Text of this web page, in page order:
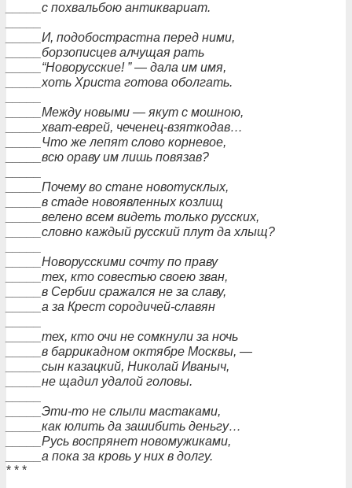
_____с похвальбою антиквариат.
_____И, подобострастна перед ними,
_____борзописцев алчущая рать
_____“Новорусские! ” — дала им имя,
_____хоть Христа готова оболгать.
_____Между новыми — якут с мошною,
_____хват-еврей, чеченец-взяткодав…
_____Что же лепят слово корневое,
_____всю ораву им лишь повязав?
_____Почему во стане новотусклых,
_____в стаде новоявленных козлищ
_____велено всем видеть только русских,
_____словно каждый русский плут да хлыщ?
_____Новорусскими сочту по праву
_____тех, кто совестью своею зван,
_____в Сербии сражался не за славу,
_____а за Крест сородичей-славян
_____тех, кто очи не сомкнули за ночь
_____в баррикадном октябре Москвы, —
_____сын казацкий, Николай Иваныч,
_____не щадил удалой головы.
_____Эти-то не слыли мастаками,
_____как юлить да зашибить деньгу…
_____Русь воспрянет новомужиками,
_____а пока за кровь у них в долгу.
* * *